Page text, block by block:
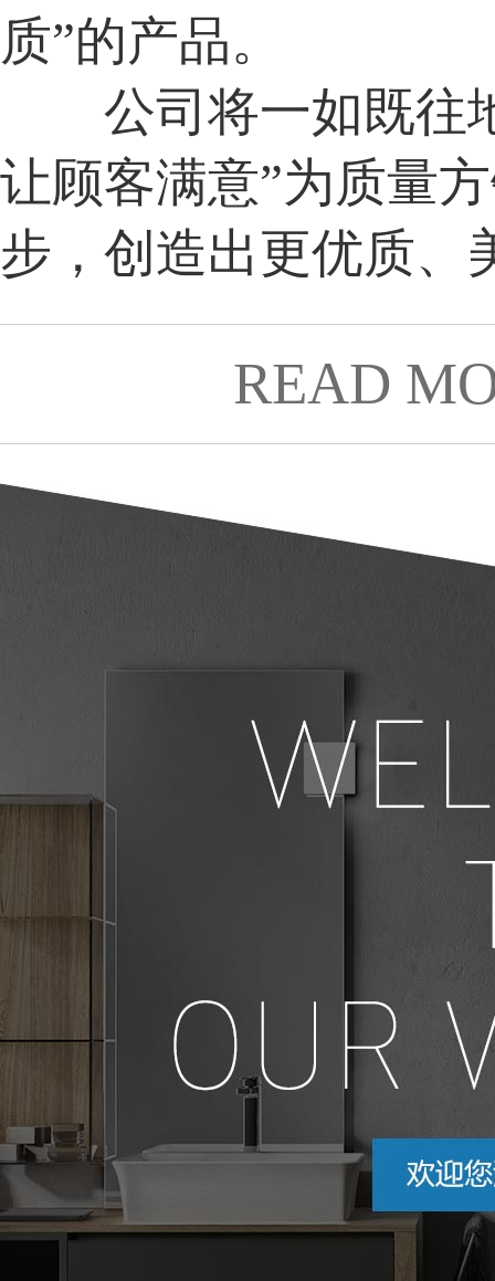
质”的产品。
公司将一如既往
让顾客满意”为质量
步，创造出更优质、
READ